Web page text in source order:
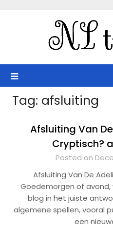
Tag: afsluiting
Afsluiting Van
Cryptisch?
Posted on
Afsluiting Van De
Goedemorgen of
blog in het juiste
algemene spellen, vooral
een